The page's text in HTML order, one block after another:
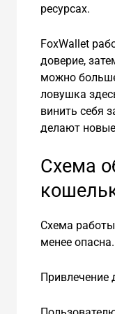
ресурсах.
FoxWallet
доверие,
можно
ловушка
винить себя
делают
Схема
Схема работы
менее опасна.
Привлечение